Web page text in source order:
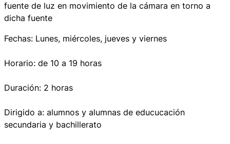
fuente de luz en movimiento de la cámara en torno a
dicha fuente
Fechas: Lunes, miércoles, jueves y viernes
Horario: de 10 a 19 horas
Duración: 2 horas
Dirigido a: alumnos y alumnas de educucación
secundaria y bachillerato